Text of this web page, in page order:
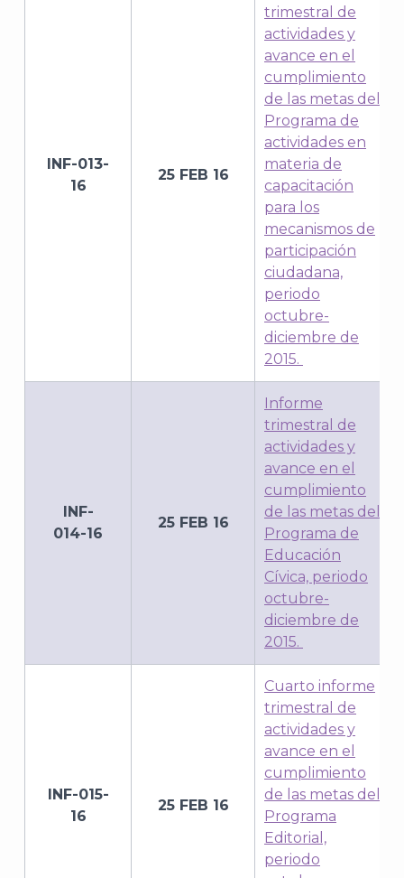
INF-013-
16
25 FEB 16
trimestral de
actividades y
avance en el
cumplimiento
de las metas del
Programa de
actividades en
materia de
capacitación
para los
mecanismos de
participación
ciudadana,
periodo
octubre-
diciembre de
2015.
INF-
014-16
25 FEB 16
Informe
trimestral de
actividades y
avance en el
cumplimiento
de las metas del
Programa de
Educación
Cívica, periodo
octubre-
diciembre de
2015.
INF-015-
16
25 FEB 16
Cuarto informe
trimestral de
actividades y
avance en el
cumplimiento
de las metas del
Programa
Editorial,
periodo